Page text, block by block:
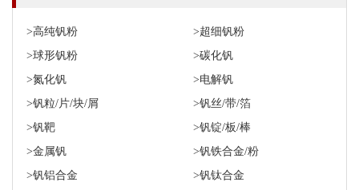
>高纯钒粉
>超细钒粉
>球形钒粉
>碳化钒
>氮化钒
>电解钒
>钒粒/片/块/屑
>钒丝/带/箔
>钒靶
>钒锭/板/棒
>金属钒
>钒铁合金/粉
>钒铝合金
>钒钛合金